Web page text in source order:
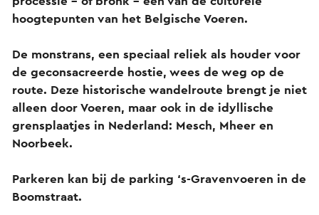
hoogtepunten van het Belgische Voeren.
De monstrans, een speciaal reliek als houder voor
de geconsacreerde hostie, wees de weg op de
route. Deze historische wandelroute brengt je niet
alleen door Voeren, maar ook in de idyllische
grensplaatjes in Nederland: Mesch, Mheer en
Noorbeek.
Parkeren kan bij de parking ‘s-Gravenvoeren in de
Boomstraat.